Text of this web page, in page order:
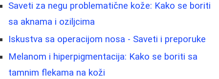
Saveti za negu problematične kože: Kako se boriti
sa aknama i oziljcima
Iskustva sa operacijom nosa - Saveti i preporuke
Melanom i hiperpigmentacija: Kako se boriti sa
tamnim flekama na koži